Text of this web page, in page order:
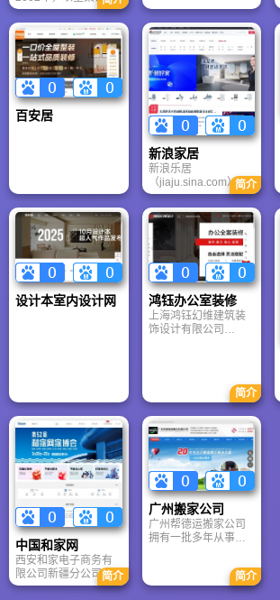
企业60%的份额，是
专业建材信息服务与
电子商务的领头羊。
中国建材网隶属杭州
商易信息技术有限公
司
和经济发达的二三线
城市。
计、整家交付为核心
理念，定位中高端市
场，主打整体家居解
决方案，涵盖家具、
软装、灯饰、床品、
地毯、装饰品等全品
类产品，并融合设
计、定制、配送、安
装与售后于一体。
百安居
新浪家居
新浪乐居
（jiaju.sina.com）作
为中国房地产、家居
行业上下游产业链第
一平台，以领先的网
络媒体影响力和强大
的信息服务产品平
台，为消费者和产业
链平台用户提供高
效、便捷、专业的全
方位服务。新浪乐居
为消费者提供买房、
卖房、租赁、装修、
一个全面便捷的信息
发布平台和互动的生
简介
设计本室内设计网 鸿钰办公室装修
上海鸿钰幻维建筑装
饰设计有限公司
事各类星级酒店装修
设计、高级别墅装修
设计、会所及餐饮
（餐厅装修设计|饭店
装修设计）娱乐空间
等商业空间的室内装
饰装修设计。鸿钰幻
维秉承着为客户实现
梦想的企业理念， 为
客户提供高标准、高
质量、创新性、可实
施的专业服务。
简介
中国和家网
西安和家电子商务有
限公司新疆分公司中
国和家网
简介
广州搬家公司
广州帮德运搬家公司
拥有一批多年从事广
的搬运工，希望一起
为改善目前广州搬家
行业鱼目珠混的市场
简介